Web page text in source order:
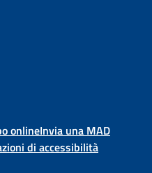
onlineInvia una MAD
di accessibilità